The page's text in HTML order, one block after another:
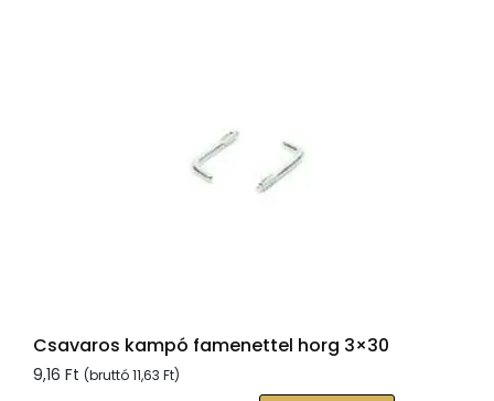
Csavaros kampó famenettel horg 3×30
9,16 Ft (bruttó11,63 Ft)